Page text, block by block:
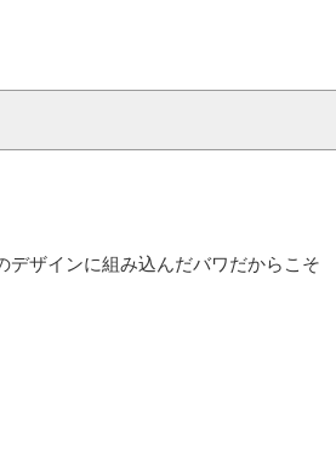
ザインに組み込んだバワだからこそ